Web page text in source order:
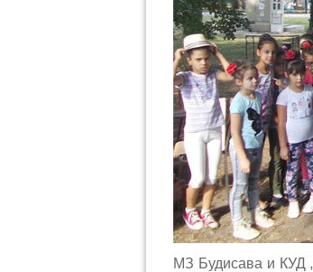
МЗ Будисава и КУД